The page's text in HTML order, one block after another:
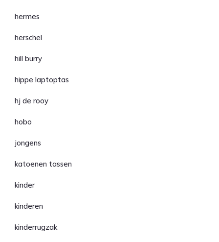
hermes
herschel
hill burry
hippe laptoptas
hj de rooy
hobo
jongens
katoenen tassen
kinder
kinderen
kinderrugzak